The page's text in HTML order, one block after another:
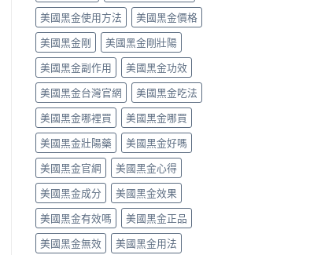
作
用
完
整
指
南〉
中
先
睇
你
食
緊
咩
感
冒
藥，
唔
好
亂
夾〉
中
美國黑金使用方法
美國黑金價格
美國黑金剛
美國黑金剛壯陽
美國黑金副作用
美國黑金功效
美國黑金台灣官網
美國黑金吃法
美國黑金哪裡買
美國黑金哪買
美國黑金壯陽藥
美國黑金好嗎
美國黑金官網
美國黑金心得
美國黑金成分
美國黑金效果
美國黑金有效嗎
美國黑金正品
美國黑金無效
美國黑金用法